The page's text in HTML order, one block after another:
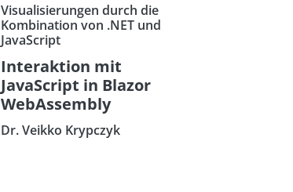
Visualisierungen durch die
Kombination von .NET und
JavaScript
Interaktion mit
JavaScript in Blazor
WebAssembly
Dr. Veikko Krypczyk